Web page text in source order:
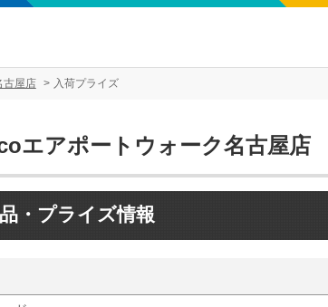
古屋店 入荷プライズ
エアポートウォーク名古屋店
・プライズ情報